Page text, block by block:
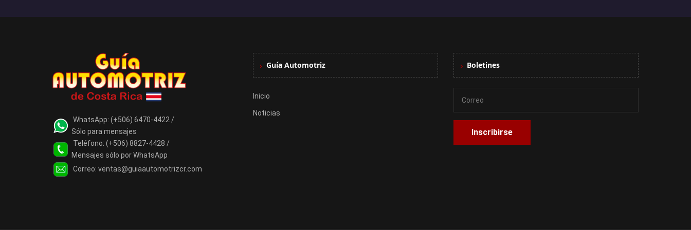
WhatsApp: (+506) 6470-4422 /
Sólo para mensajes
Teléfono: (+506) 8827-4428 /
Mensajes sólo por WhatsApp
Correo: ventas@guiaautomotrizcr.com
Guía Automotriz
Inicio
Noticias
Boletines